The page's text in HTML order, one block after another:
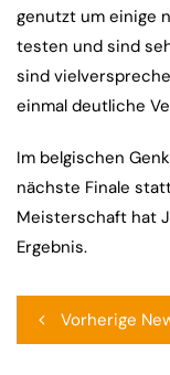
genutzt um einige
testen und sind
sind
einmal deutliche
Im belgischen
nächste Finale
Meisterschaft hat
Ergebnis.
Vorherige